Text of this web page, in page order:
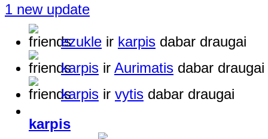
1 new update
ezukle ir karpis dabar draugai
karpis ir Aurimatis dabar draugai
karpis ir vytis dabar draugai
karpis